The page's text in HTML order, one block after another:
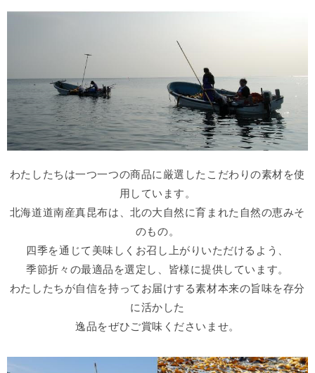
わたしたちは一つ一つの商品に厳選したこだわりの素材を使
用しています。
北海道道南産真昆布は、北の大自然に育まれた自然の恵みそ
のもの。
四季を通じて美味しくお召し上がりいただけるよう、
季節折々の最適品を選定し、皆様に提供しています。
わたしたちが自信を持ってお届けする素材本来の旨味を存分
に活かした
逸品をぜひご賞味くださいませ。